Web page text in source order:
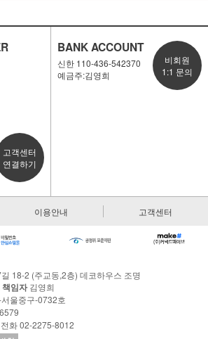
고객센터
연결하기
BANK ACCOUNT
신한 110-436-542370
예금주:김영희
비회원
1:1 문의
이용안내 고객센터
18-2 (주교동,2층) 데코하우스 조명
임자김영희
울중구-0732호
전화 02-2275-8012